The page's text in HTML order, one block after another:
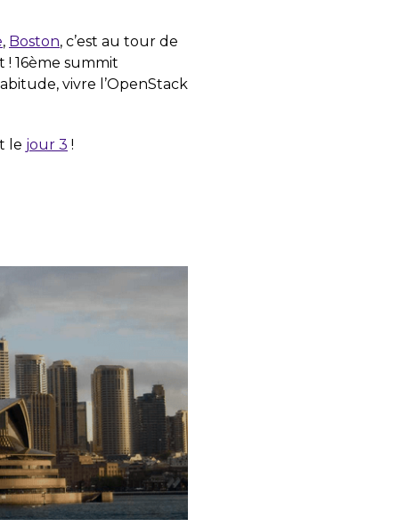
, Boston, c’est au tour de
! 16ème summit
vivre l’OpenStack
le jour 3 !